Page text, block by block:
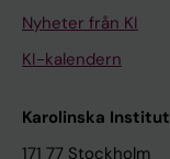
Nyheter från KI
KI-kalendern
Karolinska
171 77 Stockholm